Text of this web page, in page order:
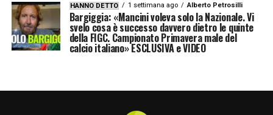
di serietà, ma anche di talento. Meriterebbe
di giocare in un club come il Toro. E sono
sicuro al 100% che al Toro farebbe bene
HANNO DETTO 1 settimana ago Alberto Petrosilli
Bargiggia: «Mancini voleva solo la Nazionale. Vi
svelo cosa è successo davvero dietro le quinte
della FIGC. Campionato Primavera male del
calcio italiano» ESCLUSIVA e VIDEO